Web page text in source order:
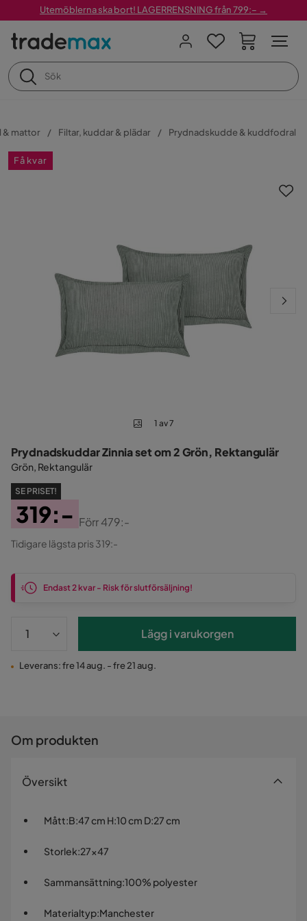
Utemöblerna ska bort! LAGERRENSNING från 799:– →
& mattor Filtar, kuddar & plädar Prydnadskudde & kuddfodral
Få kvar
1 av 7
Prydnadskuddar Zinnia set om 2 Grön, Rektangulär
Grön, Rektangulär
SE PRISET!
Pris
319:-
Original
Pris
Förr479:-
Tidigare lägsta pris 319:-
Endast 2 kvar - Risk för slutförsäljning!
Lägg i varukorgen
Leverans: fre 14 aug. - fre 21 aug.
Om produkten
Översikt
Mått:B:47 cm H:10 cm D:27 cm
Storlek:27x47
Sammansättning:100% polyester
Materialtyp:Manchester